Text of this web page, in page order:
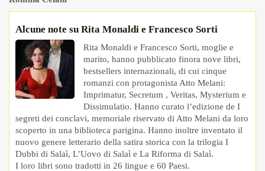
Alcune note su Rita Monaldi e Francesco Sorti
Rita Monaldi e Francesco Sorti, moglie e
marito, hanno pubblicato finora nove libri,
bestsellers internazionali, di cui cinque
romanzi con protagonista Atto Melani:
Imprimatur, Secretum , Veritas, Mysterium e
Dissimulatio. Hanno curato l’edizione de I
segreti dei conclavi, memoriale riservato di Atto Melani da loro
scoperto in una biblioteca parigina. Hanno inoltre inventato il
nuovo genere letterario della satira storica con la trilogia I
Dubbi di Salaì, L’Uovo di Salaì e La Riforma di Salaì.
I loro libri sono tradotti in 26 lingue e 60 Paesi.